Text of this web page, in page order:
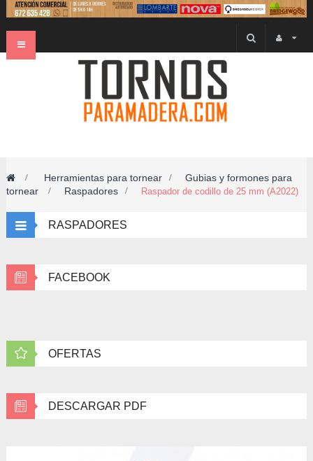
Navegación
> Herramientas para tornear >
Gubias y formones para
tornear
> Raspadores > Raspador de codillo de 25 mm (A2022)
RASPADORES
FACEBOOK
OFERTAS
DESCARGAR PDF